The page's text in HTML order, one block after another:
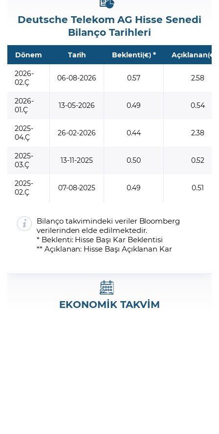
Deutsche Telekom AG Hisse Senedi
Bilanço Tarihleri
Dönem Tarih Beklenti(€)* Açıklanan(€)
2026-
02.Ç
06-08-2026 0.57 2.58
2026-
01.Ç
13-05-2026 0.49 0.54
2025-
04.Ç
26-02-2026 0.44 2.38
2025-
03.Ç
13-11-2025 0.50 0.52
2025-
02.Ç
07-08-2025 0.49 0.51
Bilanço takvimindeki veriler Bloomberg
verilerinden elde edilmektedir.
* Beklenti: Hisse Başı Kar Beklentisi
** Açıklanan: Hisse Başı Açıklanan Kar
EKONOMİK TAKVİM